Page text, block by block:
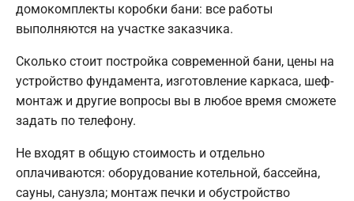
домокомплекты коробки бани: все работы
выполняются на участке заказчика.
Сколько стоит постройка современной бани, цены на
устройство фундамента, изготовление каркаса, шеф-
монтаж и другие вопросы вы в любое время сможете
задать по телефону.
Не входят в общую стоимость и отдельно
оплачиваются: оборудование котельной, бассейна,
сауны, санузла; монтаж печки и обустройство